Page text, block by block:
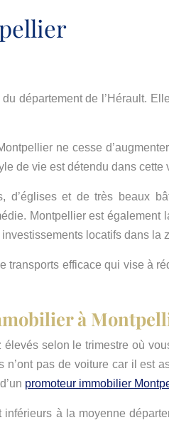
département de l’Hérault.
ne cesse
de vie est détendu dans cette
d’églises et de très beaux
Montpellier est
locatifs dans la
transports efficace qui vise à
à
selon le trimestre où
n’ont pas de voiture car il est
promoteur immobilier
à la moyenne